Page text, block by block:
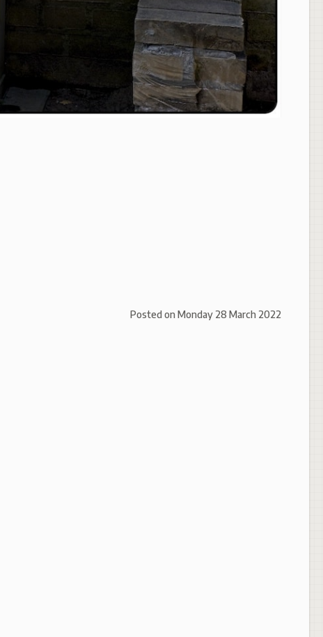
Posted on Monday 28 March 2022